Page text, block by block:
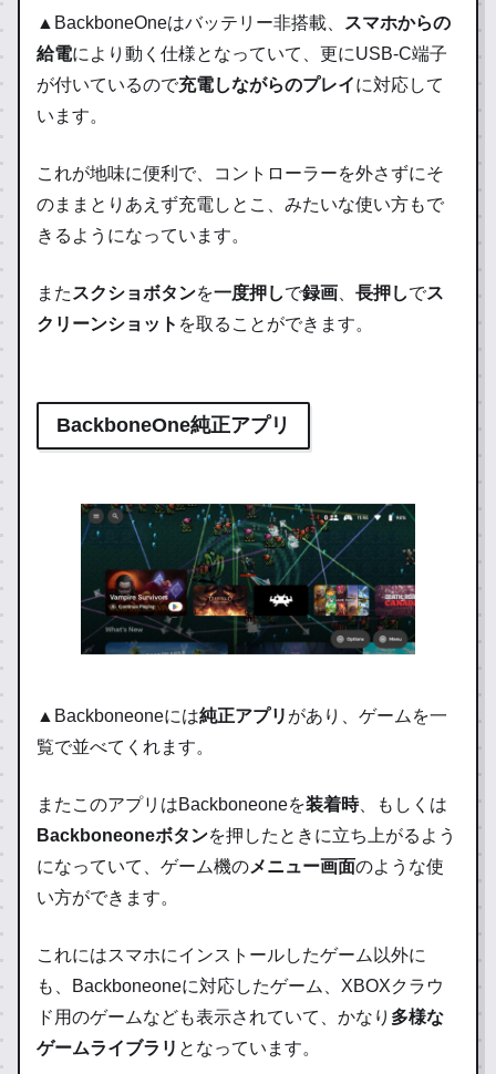
▲BackboneOneはバッテリー非搭載、
スマホからの
給電により動く仕様となっていて、更にUSB-C端子
が付いているので充電しながらのプレイに対応して
います。
これが地味に便利で、コントローラーを外さずにそ
のままとりあえず充電しとこ、みたいな使い方もで
きるようになっています。
また スクショボタンを一度押しで録画 長押しでス
クリーンショット を取ることができます。
BackboneOne純正アプリ
▲Backboneoneには純正アプリ があり、ゲームを一
覧で並べてくれます。
またこのアプリはBackboneoneを装着時、もしくは
Backboneoneボタンを押したときに立ち上がるよう
になっていて、ゲーム機のメニュー画面のような使
い方ができます。
これにはスマホにインストールしたゲーム以外に
も、Backboneoneに対応したゲーム、XBOXクラウ
ド用のゲームなども表示されていて、かなり 多様な
ゲームライブラリ となっています。